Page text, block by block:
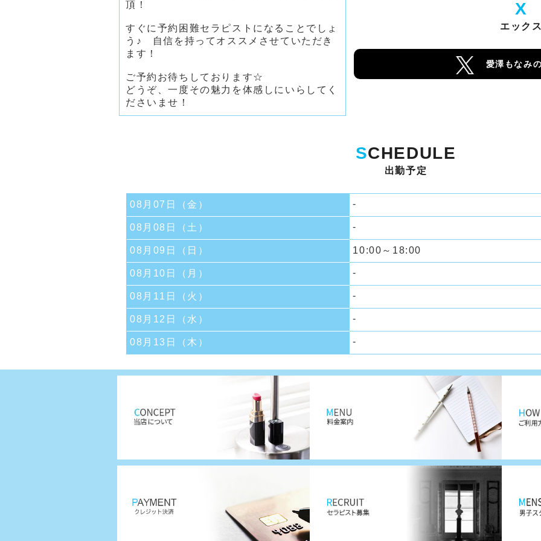
頂！
すぐに予約困難セラピストになることでしょ
う♪ 自信を持ってオススメさせていただき
ます！
ご予約お待ちしております☆
どうぞ、一度その魅力を体感しにいらしてく
ださいませ！
X
エックス
愛澤もなみ
SCHEDULE
出勤予定
08月07日（金） -
08月08日（土） -
08月09日（日） 10:00～18:00
08月10日（月） -
08月11日（火） -
08月12日（水） -
08月13日（木） -